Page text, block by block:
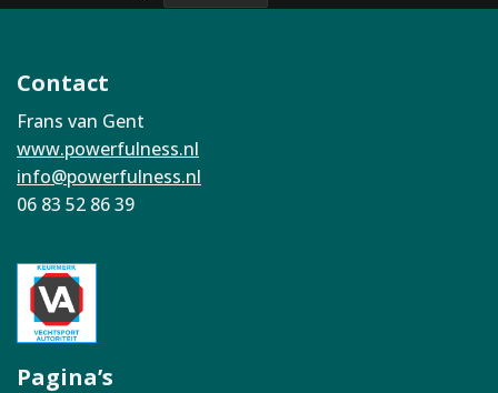
Contact
Frans van Gent
www.powerfulness.nl
info@powerfulness.nl
06 83 52 86 39
Pagina’s